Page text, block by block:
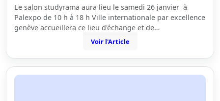
Le salon studyrama aura lieu le samedi 26 janvier à
Palexpo de 10 h à 18 h Ville internationale par excellence
genève accueillera ce lieu d'échange et de…
Voir l'Article